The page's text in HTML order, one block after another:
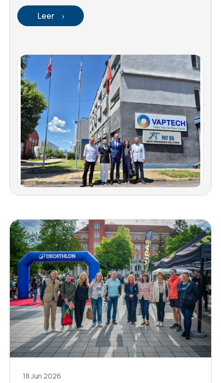
Leer
18 Jun 2026